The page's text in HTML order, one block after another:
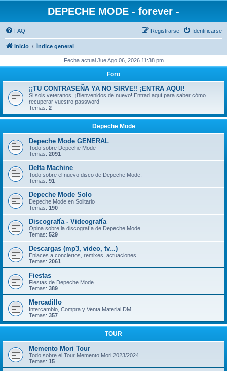
DEPECHE MODE - forever -
FAQ Identificarse
Registrarse
Inicio Índice general
Fecha actual Jue Ago 06, 2026 11:38 pm
Foro
¡¡TU CONTRASEÑA YA NO SIRVE!! ¡ENTRA AQUI!
Si sois veteranos, ¡Bienvenidos de nuevo! Entrad aquí para saber cómo
recuperar vuestro password
Temas: 2
Depeche Mode
Depeche Mode GENERAL
Todo sobre Depeche Mode
Temas: 2091
Delta Machine
Todo sobre el nuevo disco de Depeche Mode.
Temas: 91
Depeche Mode Solo
Depeche Mode en Solitario
Temas: 190
Discografía - Videografía
Opina sobre la discografía de Depeche Mode
Temas: 529
Descargas (mp3, video, tv...)
Enlaces a conciertos, remixes, actuaciones
Temas: 2061
Fiestas
Fiestas de Depeche Mode
Temas: 389
Mercadillo
Intercambio, Compra y Venta Material DM
Temas: 357
TOUR
Memento Mori Tour
Todo sobre el Tour Memento Mori 2023/2024
Temas: 15